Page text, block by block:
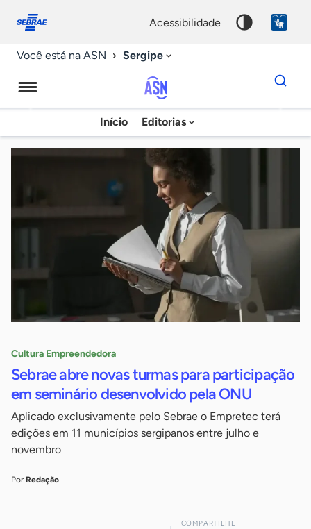
conosco
acessibilidade
Você está na ASN Sergipe
Agência
Sebrae
de
Notícias
Início Editorias
Dados
para
chave
Cultura Empreendedora
Sebrae abre novas turmas para participação
em seminário desenvolvido pela ONU
Aplicado exclusivamente pelo Sebrae o Empretec terá
edições em 11 municípios sergipanos entre julho e
novembro
Por Redação
COMPARTILHE